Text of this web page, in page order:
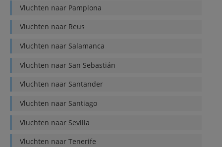
Vluchten naar Pamplona
Vluchten naar Reus
Vluchten naar Salamanca
Vluchten naar San Sebastián
Vluchten naar Santander
Vluchten naar Santiago
Vluchten naar Sevilla
Vluchten naar Tenerife